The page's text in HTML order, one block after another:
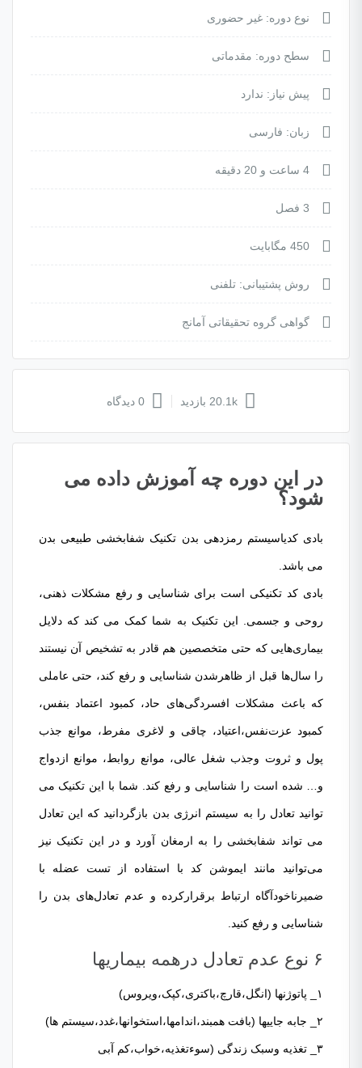
نوع دوره: غیر حضوری
سطح دوره: مقدماتی
پیش نیاز: ندارد
زبان: فارسی
4 ساعت و 20 دقیقه
3 فصل
450 مگابایت
روش پشتیبانی: تلفنی
گواهی گروه تحقیقاتی آمانج
20.1k بازدید 0 دیدگاه
در این دوره چه آموزش داده می
شود؟
بادی کدیاسیستم رمزدهی بدن تکنیک شفابخشی طبیعی بدن
می باشد.
بادی کد تکنیکی است برای شناسایی و رفع مشکلات ذهنی،
روحی و جسمی. این تکنیک به شما کمک می کند که دلایل
بیماری‌هایی که حتی متخصصین هم قادر به تشخیص آن نیستند
را سال‌ها قبل از ظاهرشدن شناسایی و رفع کند، حتی عاملی
که باعث مشکلات افسردگی‌های حاد، کمبود اعتماد بنفس،
کمبود عزت‌نفس،اعتیاد، چاقی و لاغری مفرط، موانع جذب
پول و ثروت وجذب شغل عالی، موانع روابط، موانع ازدواج
و… شده است را شناسایی و رفع کند. شما با این تکنیک می
توانید تعادل را به سیستم انرژی بدن بازگردانید که این تعادل
می تواند شفابخشی را به ارمغان آورد و در این تکنیک نیز
می‌توانید مانند ایموشن کد با استفاده از تست عضله با
ضمیرناخودآگاه ارتباط برقرارکرده و عدم تعادل‌های بدن را
شناسایی و رفع کنید.
۶ نوع عدم تعادل درهمه بیماریها
۱_ پاتوژنها (انگل،قارچ،باکتری،کپک،ویروس)
۲_ جابه جاییها (بافت همبند،اندامها،استخوانها،غدد،سیستم ها)
۳_ تغذیه وسبک زندگی (سوءتغذیه،خواب،کم آبی